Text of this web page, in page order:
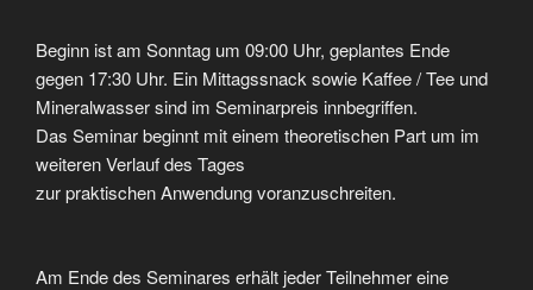
Beginn ist am Sonntag um 09:00 Uhr, geplantes Ende
gegen 17:30 Uhr. Ein Mittagssnack sowie Kaffee / Tee und
Mineralwasser sind im Seminarpreis innbegriffen.
Das Seminar beginnt mit einem theoretischen Part um im
weiteren Verlauf des Tages
zur praktischen Anwendung voranzuschreiten.
Am Ende des Seminares erhält jeder Teilnehmer eine